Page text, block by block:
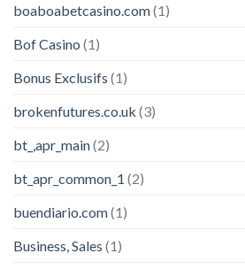
boaboabetcasino.com(1)
Bof Casino (1)
Bonus Exclusifs (1)
brokenfutures.co.uk (3)
bt_,apr_main(2)
bt_apr_common_1 (2)
buendiario.com(1)
Business, Sales (1)